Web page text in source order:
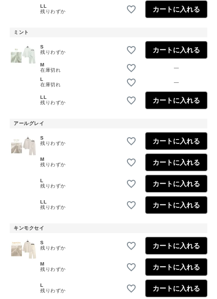
LL
残りわずか
カートに入れる
ミント
S
残りわずか
カートに入れる
M
在庫切れ
—
L
在庫切れ
—
LL
残りわずか
カートに入れる
アールグレイ
S
残りわずか
カートに入れる
M
残りわずか
カートに入れる
L
残りわずか
カートに入れる
LL
残りわずか
カートに入れる
キンモクセイ
S
残りわずか
カートに入れる
M
残りわずか
カートに入れる
L
残りわずか
カートに入れる